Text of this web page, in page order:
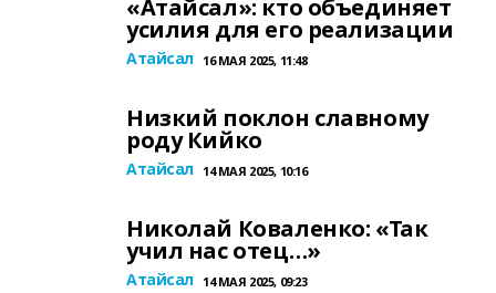
«Атайсал»: кто объединяет
усилия для его реализации
Атайсал 16 МАЯ 2025, 11:48
Низкий поклон славному
роду Кийко
Атайсал 14 МАЯ 2025, 10:16
Николай Коваленко: «Так
учил нас отец…»
Атайсал 14 МАЯ 2025, 09:23